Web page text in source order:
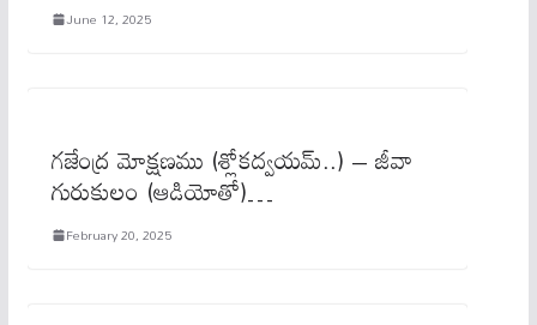
June 12, 2025
గజేంద్ర మోక్షణము (శ్లోకద్వయమ్..) – జీవా
గురుకులం (ఆడియోతో)…
February 20, 2025